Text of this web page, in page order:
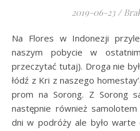
2019-06-23 /
Na Flores w Indonezji przylecieliśmy z Raja Ampat (o
naszym pobycie w
przeczytać tutaj). Droga nie
łódź z Kri z naszego
prom na Sorong. Z Sorong
następnie również
dni w podróży ale było